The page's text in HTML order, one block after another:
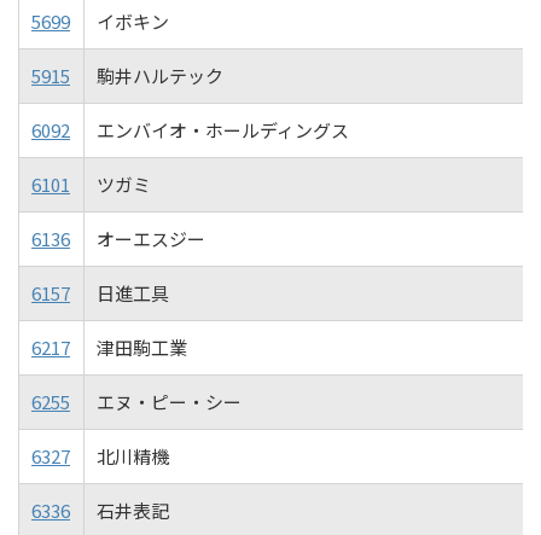
5699 イボキン
5915 駒井ハルテック
6092 エンバイオ・ホールディングス
6101 ツガミ
6136 オーエスジー
6157 日進工具
6217 津田駒工業
6255 エヌ・ピー・シー
6327 北川精機
6336 石井表記